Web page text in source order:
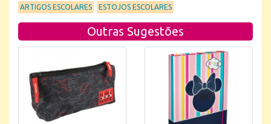
ARTIGOS ESCOLARES ESTOJOS ESCOLARES
Outras Sugestões